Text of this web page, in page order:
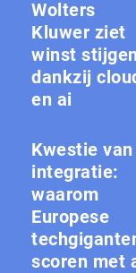
Wolters
Kluwer ziet
winst stijgen
dankzij
en ai
Kwestie van
integratie:
waarom
Europese
scoren met